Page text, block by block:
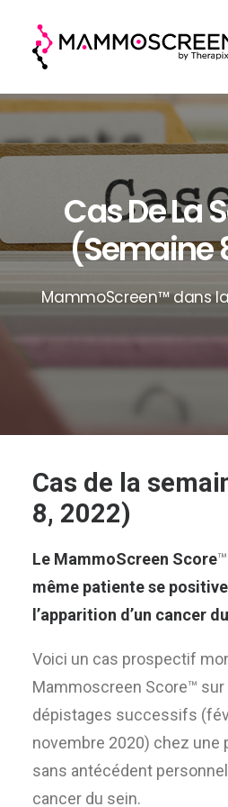
ACCUEIL
CLINIQUE
EVALUATION
A PROPOS
Cas De La
(semaine
MammoScreen™ dans
Cas de la
8, 2022)
Le MammoScreen Score™
même patiente se
l’apparition d’un cancer
Voici un cas prospectif
Mammoscreen Score™ sur
dépistages successifs
novembre 2020) chez une
sans antécédent
cancer du sein.